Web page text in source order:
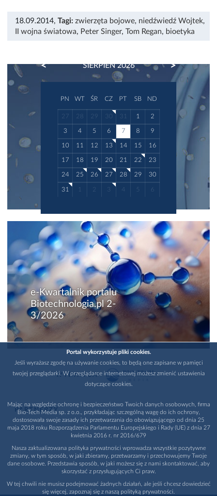
18.09.2014, Tagi: zwierzęta bojowe, niedźwiedź Wojtek,
II wojna światowa, Peter Singer, Tom Regan, bioetyka
SIERPIEŃ 2026
PREVIOUS NEXT
PN WT ŚR CZ PT SB ND
27 28 29 30 31 1 2
3 4 5 6 7 8 9
10 11 12 13 14 15 16
17 18 19 20 21 22 23
24 25 26 27 28 29 30
31 1 2 3 4 5 6
e-Kwartalnik portalu
Biotechnologia.pl 2-
3/2026
WYDAWCA
PARTNERZY
Portal wykorzystuje pliki cookies.
Jeśli wyrażasz zgodę na używanie cookies, to będą one zapisane w pamięci
twojej przeglądarki. W przeglądarce internetowej możesz zmienić ustawienia
dotyczące cookies.
Mając na względzie ochronę i bezpieczeństwo Twoich danych osobowych, firma
Bio-Tech Media sp. z o.o., przykładając szczególną wagę do ich ochrony,
dostosowała swoje zasady ich przetwarzania do obowiązującego od dnia 25
maja 2018 roku Rozporządzenia Parlamentu Europejskiego i Rady (UE) z dnia 27
kwietnia 2016 r. nr 2016/679
Nasza zaktualizowana polityka prywatności wprowadza wszystkie pozytywne
zmiany, w tym sposób, w jaki zbieramy, przetwarzamy i przechowujemy Twoje
dane osobowe. Przedstawia sposób, w jaki możesz się z nami skontaktować, aby
skorzystać z przysługujących Ci praw.
W tej chwili nie musisz podejmować żadnych działań, ale jeśli chcesz dowiedzieć
się więcej, zapoznaj się z naszą polityką prywatności.